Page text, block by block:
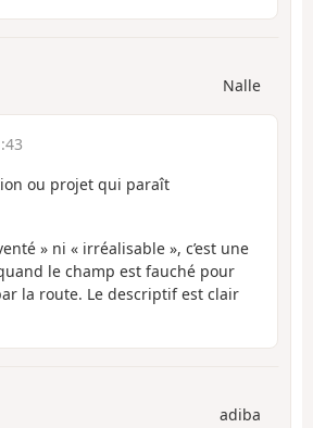
Nalle
ou projet qui paraît
» ni « irréalisable », c’est une
le champ est fauché pour
la route. Le descriptif est clair
adiba